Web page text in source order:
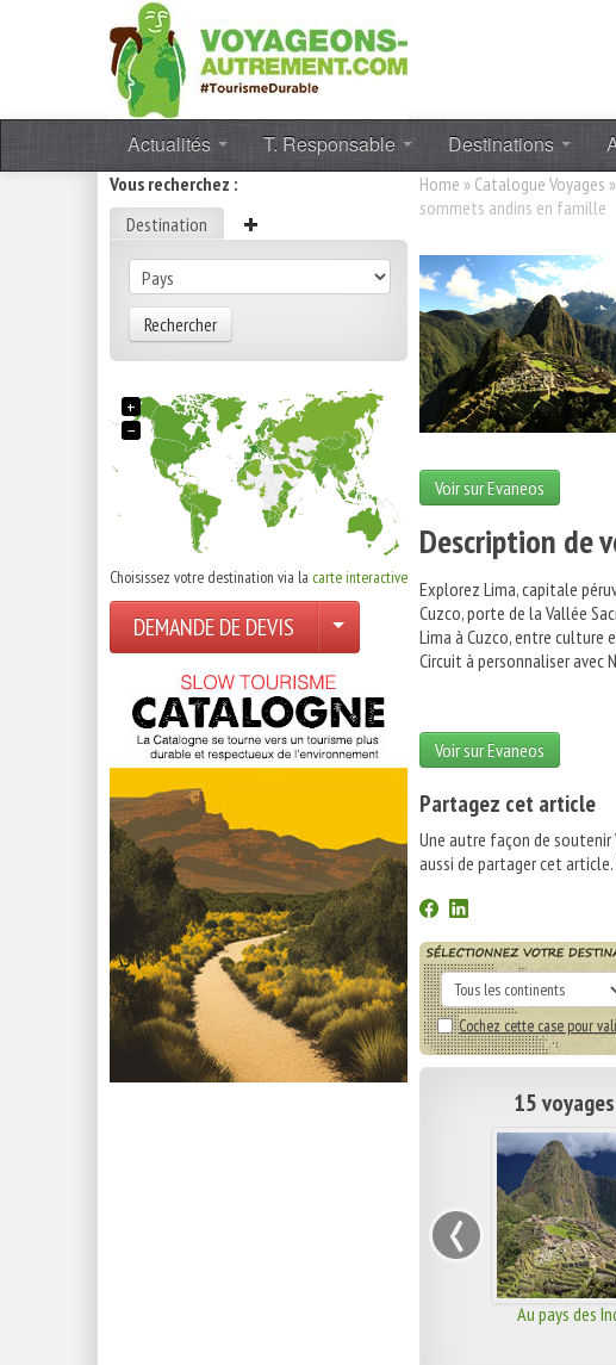
Actualités T. Responsable Destinations
Vous recherchez :
Destination
Rechercher
+
−
Choisissez votre destination via la carte interactive
DEMANDE DE DEVIS
Home » Catalogue Voyages »
sommets andins en famille
Voir sur Evaneos
Description de
Explorez Lima, capitale
Cuzco, porte de la Vallée
Lima à Cuzco, entre culture
Circuit à personnaliser avec
Voir sur Evaneos
Partagez cet article
Une autre façon de
aussi de partager cet
Cochez cette case pour
15
Au pays des
‹